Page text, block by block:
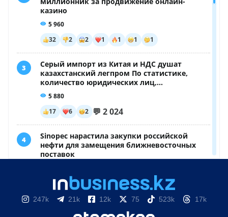
247k 21k 12k 75 523k 17k